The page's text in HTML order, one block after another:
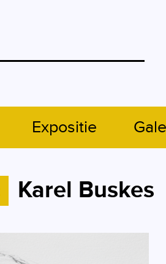
Expositie
Karel Buskes